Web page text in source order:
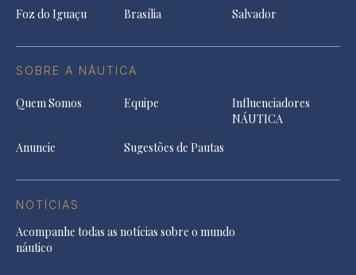
Foz do Iguaçu
Brasília Salvador
SOBRE A NÁUTICA
Quem Somos Equipe
Influenciadores
NÁUTICA
Anuncie
Sugestões de Pautas
NOTÍCIAS
Acompanhe todas as notícias sobre o mundo
náutico